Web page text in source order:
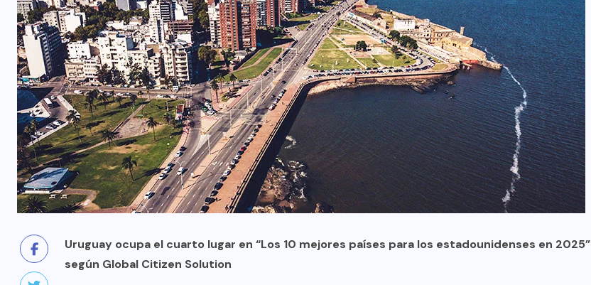
Uruguay ocupa el cuarto lugar en “Los 10 mejores países para los estadounidenses en 2025”
según Global Citizen Solution